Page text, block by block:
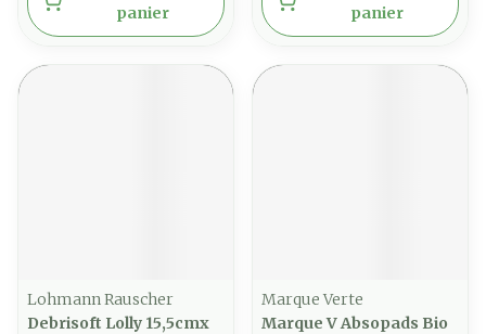
panier
panier
Lohmann Rauscher
Debrisoft Lolly 15,5cmx
Marque Verte
Marque V Absopads Bio